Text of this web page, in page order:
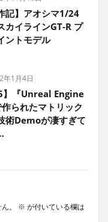
記】アオシマ1/24
カイラインGT-R プ
ントモデル
年1月4日
】『Unreal Engine
られたマトリック
術Demoが凄すぎて
。 ※ が付いている欄は